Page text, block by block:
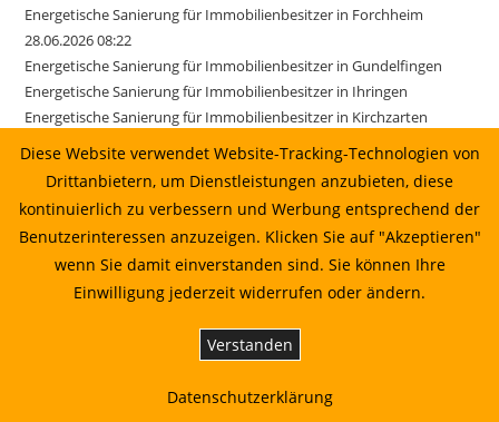
Energetische Sanierung für Immobilienbesitzer in Forchheim
28.06.2026 08:22
Energetische Sanierung für Immobilienbesitzer in Gundelfingen
Energetische Sanierung für Immobilienbesitzer in Ihringen
Energetische Sanierung für Immobilienbesitzer in Kirchzarten
Energetische Sanierung für Immobilienbesitzer in March 17.06.2026
01:22
Energetische Sanierung für Immobilienbesitzer in Merzhausen
Energetische Sanierung für Immobilienbesitzer in Reute
Energetische Sanierung für Immobilienbesitzer in Sexau
Energetische Sanierung für Immobilienbesitzer in Sölden
Energetische Sanierung für Immobilienbesitzer in Weisweil
Energetische Sanierung in Bahlingen am Kaiserstuhl: Planung,
Diese Website verwendet Website-Tracking-Technologien von
Drittanbietern, um Dienstleistungen anzubieten, diese
kontinuierlich zu verbessern und Werbung entsprechend der
Benutzerinteressen anzuzeigen. Klicken Sie auf "Akzeptieren"
wenn Sie damit einverstanden sind. Sie können Ihre
Einwilligung jederzeit widerrufen oder ändern.
Verstanden
Datenschutzerklärung